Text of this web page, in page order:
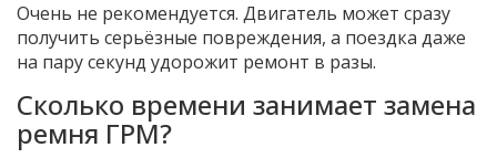
Очень не рекомендуется. Двигатель может сразу
получить серьёзные повреждения, а поездка даже
на пару секунд удорожит ремонт в разы.
Сколько времени занимает замена
ремня ГРМ?